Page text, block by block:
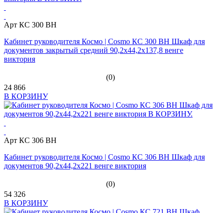
Арт КС 300 ВН
Кабинет руководителя Космо | Cosmo КС 300 ВН Шкаф для
документов закрытый средний 90,2х44,2х137,8 венге
виктория
(0)
24 866
В КОРЗИНУ
Арт КС 306 ВН
Кабинет руководителя Космо | Cosmo КС 306 ВН Шкаф для
документов 90,2х44,2х221 венге виктория
(0)
54 326
В КОРЗИНУ